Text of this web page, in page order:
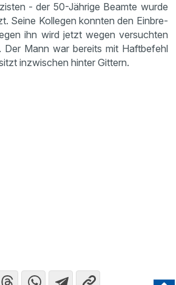
- der 50-Jährige Beamte wurde
Seine Kollegen konnten den Einbre­
ihn wird jetzt wegen versuchten
Der Mann war bereits mit Haftbe­fehl
inzwi­schen hinter Gittern.